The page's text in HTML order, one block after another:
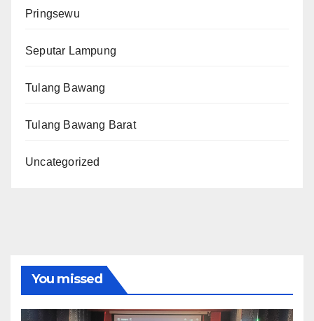
Pringsewu
Seputar Lampung
Tulang Bawang
Tulang Bawang Barat
Uncategorized
You missed